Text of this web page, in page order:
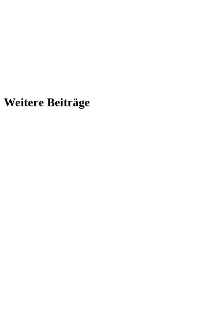
Weitere Beiträge